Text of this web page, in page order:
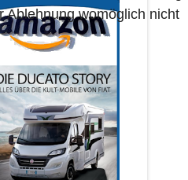
Ablehnung womöglich nicht